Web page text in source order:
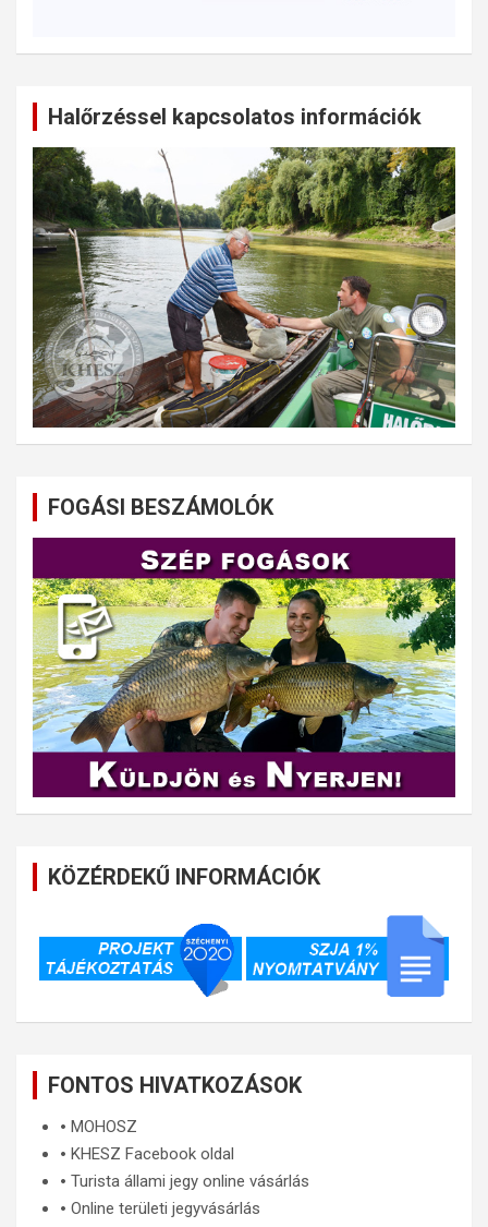
Halőrzéssel kapcsolatos információk
FOGÁSI BESZÁMOLÓK
KÖZÉRDEKŰ INFORMÁCIÓK
FONTOS HIVATKOZÁSOK
🞄 MOHOSZ
🞄 KHESZ Facebook oldal
🞄 Turista állami jegy online vásárlás
🞄 Online területi jegyvásárlás